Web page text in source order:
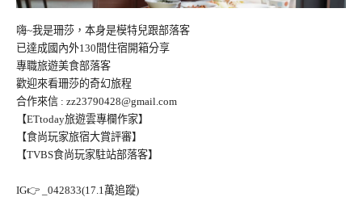
嗨~我是珊莎，本身是模特兒跟部落客
已達成國內外130間住宿開箱分享
專職旅遊美食部落客
歡迎來看珊莎的奇幻旅程
合作來信 : zz23790428@gmail.com
【ETtoday旅遊雲專欄作家】
【食尚玩家旅宿大賞評審】
【TVBS食尚玩家駐站部落客】
IG👉
_042833(17.1萬追蹤)